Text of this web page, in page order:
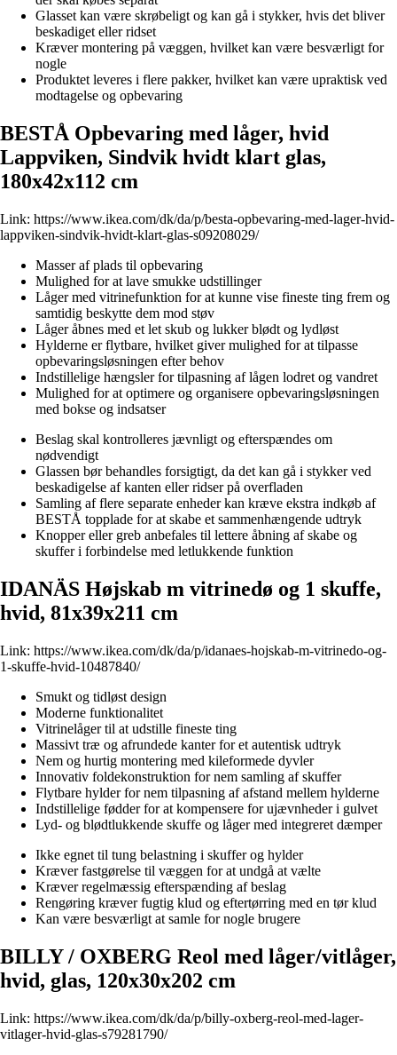
Glasset kan være skrøbeligt og kan gå i stykker, hvis det bliver
beskadiget eller ridset
Kræver montering på væggen, hvilket kan være besværligt for
nogle
Produktet leveres i flere pakker, hvilket kan være upraktisk ved
modtagelse og opbevaring
BESTÅ Opbevaring med låger, hvid
Lappviken, Sindvik hvidt klart glas,
180x42x112 cm
Link: https://www.ikea.com/dk/da/p/besta-opbevaring-med-lager-hvid-
lappviken-sindvik-hvidt-klart-glas-s09208029/
Masser af plads til opbevaring
Mulighed for at lave smukke udstillinger
Låger med vitrinefunktion for at kunne vise fineste ting frem og
samtidig beskytte dem mod støv
Låger åbnes med et let skub og lukker blødt og lydløst
Hylderne er flytbare, hvilket giver mulighed for at tilpasse
opbevaringsløsningen efter behov
Indstillelige hængsler for tilpasning af lågen lodret og vandret
Mulighed for at optimere og organisere opbevaringsløsningen
med bokse og indsatser
Beslag skal kontrolleres jævnligt og efterspændes om
nødvendigt
Glassen bør behandles forsigtigt, da det kan gå i stykker ved
beskadigelse af kanten eller ridser på overfladen
Samling af flere separate enheder kan kræve ekstra indkøb af
BESTÅ topplade for at skabe et sammenhængende udtryk
Knopper eller greb anbefales til lettere åbning af skabe og
skuffer i forbindelse med letlukkende funktion
IDANÄS Højskab m vitrinedø og 1 skuffe,
hvid, 81x39x211 cm
Link: https://www.ikea.com/dk/da/p/idanaes-hojskab-m-vitrinedo-og-
1-skuffe-hvid-10487840/
Smukt og tidløst design
Moderne funktionalitet
Vitrinelåger til at udstille fineste ting
Massivt træ og afrundede kanter for et autentisk udtryk
Nem og hurtig montering med kileformede dyvler
Innovativ foldekonstruktion for nem samling af skuffer
Flytbare hylder for nem tilpasning af afstand mellem hylderne
Indstillelige fødder for at kompensere for ujævnheder i gulvet
Lyd- og blødtlukkende skuffe og låger med integreret dæmper
Ikke egnet til tung belastning i skuffer og hylder
Kræver fastgørelse til væggen for at undgå at vælte
Kræver regelmæssig efterspænding af beslag
Rengøring kræver fugtig klud og eftertørring med en tør klud
Kan være besværligt at samle for nogle brugere
BILLY / OXBERG Reol med låger/vitlåger,
hvid, glas, 120x30x202 cm
Link: https://www.ikea.com/dk/da/p/billy-oxberg-reol-med-lager-
vitlager-hvid-glas-s79281790/